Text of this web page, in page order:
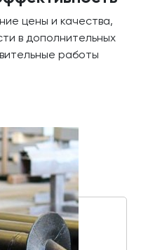
цены и качества,
в дополнительных
работы